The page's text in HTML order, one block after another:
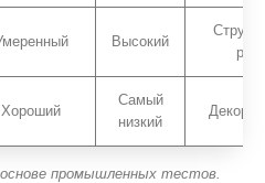
Высокий
Хороший
Самый
низкий
промышленных тестов.